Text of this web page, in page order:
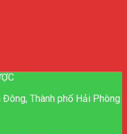
Đông, Thành phố Hải Phòng